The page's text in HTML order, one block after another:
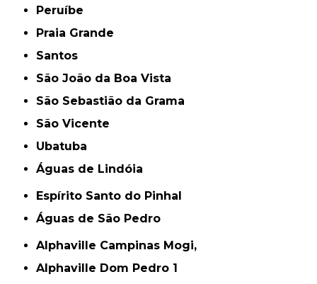
Peruíbe
Praia Grande
Santos
São João da Boa Vista
São Sebastião da Grama
São Vicente
Ubatuba
Águas de Lindóia
Espírito Santo do Pinhal
Águas de São Pedro
Alphaville Campinas Mogi,
Alphaville Dom Pedro 1